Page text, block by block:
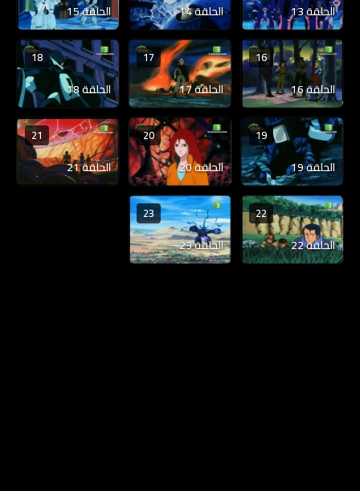
الحلقة 13 الحلقة 14 الحلقة 15
16
الحلقة 16
17
الحلقة 17
18
الحلقة 18
19
الحلقة 19
20
الحلقة 20
21
الحلقة 21
22
الحلقة 22
23
الحلقة 23